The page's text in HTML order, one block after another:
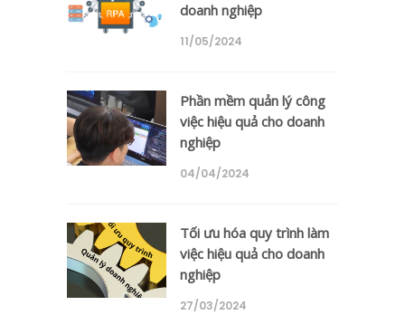
doanh nghiệp
11/05/2024
Phần mềm quản lý công
việc hiệu quả cho doanh
nghiệp
04/04/2024
Tối ưu hóa quy trình làm
việc hiệu quả cho doanh
nghiệp
27/03/2024